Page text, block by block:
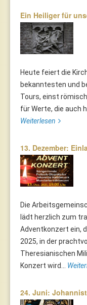
Ein Heiliger für
Heute feiert die
bekanntesten und
Tours, einst
für Werte, die auch
Weiterlesen
13. Dezember:
Die
lädt herzlich zum
Adventkonzert ein,
2025, in der
Theresianischen
Konzert wird...
24. Juni: